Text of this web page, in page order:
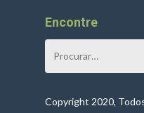
Encontre
Copyright 2020,